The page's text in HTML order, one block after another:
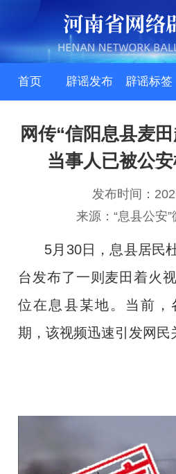
首页 辟谣发布 辟谣标签
网传“信阳息县麦
当事人已被公安
发布时间：
来源：“息县公安
5月30日，息县居民
台发布了一则麦田着火
位在息县某地。当前，
期，该视频迅速引发网民